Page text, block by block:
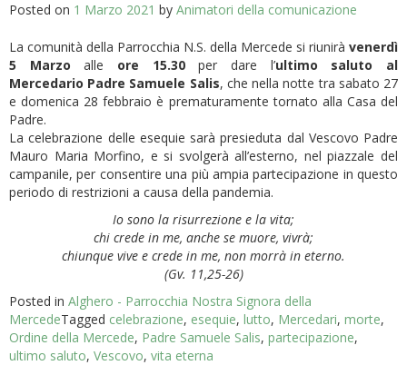
Posted on 1 Marzo 2021 by Animatori della comunicazione
La comunità della Parrocchia N.S. della Mercede si riunirà venerdì
5 Marzoalle ore 15.30per dare l’ultimo saluto
al
Mercedario Padre Samuele Salis, che nella notte tra sabato 27
e domenica 28 febbraio è prematuramente tornato alla Casa del
Padre.
La celebrazione delle esequie sarà presieduta dal Vescovo Padre
Mauro Maria Morfino, e si svolgerà all’esterno, nel piazzale del
campanile, per consentire una più ampia partecipazione in questo
periodo di restrizioni a causa della pandemia.
Io sono la risurrezione e la vita;
chi crede in me, anche se muore, vivrà;
chiunque vive e crede in me, non morrà in eterno.
(Gv. 11,25-26)
Posted in Alghero - Parrocchia Nostra Signora della
MercedeTagged celebrazione, esequie, lutto, Mercedari, morte,
Ordine della Mercede, Padre Samuele Salis, partecipazione,
ultimo saluto, Vescovo, vita eterna